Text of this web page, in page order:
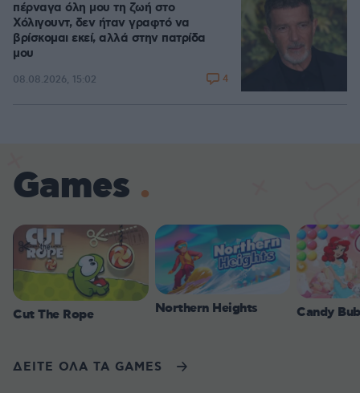
πέρναγα όλη μου τη ζωή στο
Χόλιγουντ, δεν ήταν γραφτό να
βρίσκομαι εκεί, αλλά στην πατρίδα
μου
08.08.2026, 15:02 4
Games
Cut The Rope Northern Heights Candy
ΔΕΙΤΕ ΟΛΑ ΤΑ GAMES